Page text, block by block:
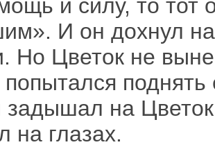
и силу, то тот
И он дохнул
Но Цветок не
поднять
задышал на
на глазах.